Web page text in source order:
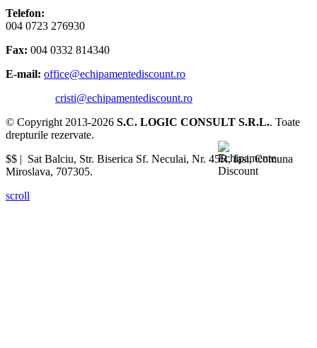
Telefon:
004 0723 276930
Fax: 004 0332 814340
E-mail: office@echipamentediscount.ro
cristi@echipamentediscount.ro
© Copyright 2013-2026 S.C. LOGIC CONSULT S.R.L.. Toate
drepturile rezervate.
$$ | Sat Balciu, Str. Biserica Sf. Neculai, Nr. 45R,Iasi,Comuna
Miroslava, 707305.
scroll